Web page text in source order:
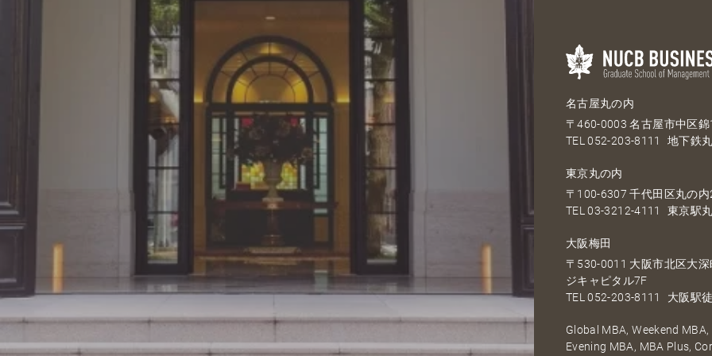
名古屋丸の内
〒460-0003 名古屋市中区
TEL052-203-8111 地下鉄
東京丸の内
〒100-6307 千代田区丸の
TEL03-3212-4111 東京駅
大阪梅田
〒530-0011 大阪市北区大
ジキャピタル7F
TEL052-203-8111 大阪駅
Global MBA, Weekend
Evening MBA, MBA Plus,